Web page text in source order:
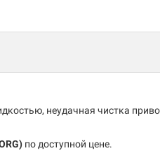
неудачная чистка
по доступной цене.